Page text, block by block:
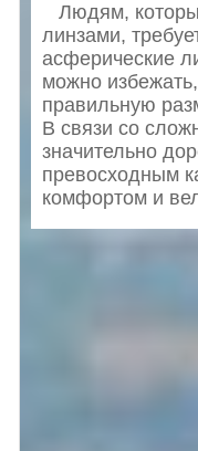
Людям,
линзами,
асферические
можно
правильную
В связи со
значительно
превосходным
комфортом и